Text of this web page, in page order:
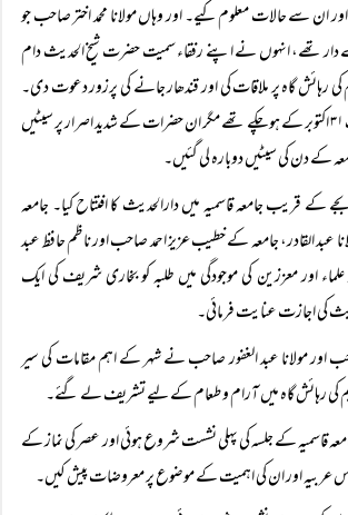
ان سے حالات معلوم کیے۔ اور وہاں مولانا محمد اختر صاحب جو
تھے، انہوں نے اپنے رفقاء سمیت حضرت شیخ الحدیث دام
کی رہائش گاہ پر ملاقات کی اور قندھار جانے کی پرزور دعوت دی۔
گوجرانوالہ واپسی کے ٹکٹ ۳۱ اکتوبر کے ہو چکے تھے مگر ان حضرات کے شدید اصرار پر سیٹیں
کے دن ۱۱ بجے کے قریب جامعہ قاسمیہ میں دارالحدیث کا افتتاح کیا۔ جامعہ
عبد القادر، جامعہ کے خطیب عزیز احمد صاحب اور ناظم حافظ عبد
اور معززین کی موجودگی میں طلبہ کو بخاری شریف کی ایک
کی اجازت عنایت فرمائی۔
اور مولانا عبد الغفور صاحب نے شہر کے اہم مقامات کی سیر
کی رہائش گاہ میں آرام و طعام کے لیے تشریف لے گئے۔
قاسمیہ کے جلسہ کی پہلی نشست شروع ہوئی اور عصر کی نماز کے
عربیہ اور ان کی اہمیت کے موضوع پر معروضات پیش کیں۔